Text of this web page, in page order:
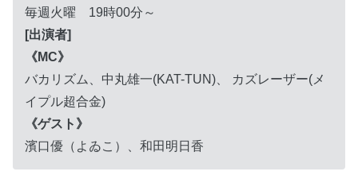
毎週火曜 19時00分～
[出演者]
《MC》
バカリズム、中丸雄一(KAT-TUN)、 カズレーザー(メ
イプル超合金)
《ゲスト》
濱口優（よゐこ）、和田明日香